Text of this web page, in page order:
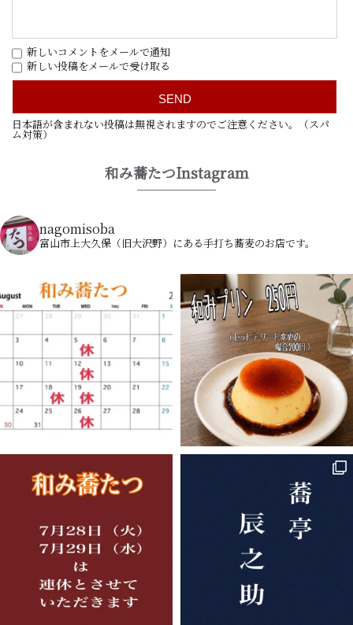
新しいコメントをメールで通知
新しい投稿をメールで受け取る
日本語が含まれない投稿は無視されますのでご注意ください。（スパ
ム対策）
和み蕎たつInstagram
nagomisoba
富山市上大久保（旧大沢野）にある手打ち蕎麦のお店です。